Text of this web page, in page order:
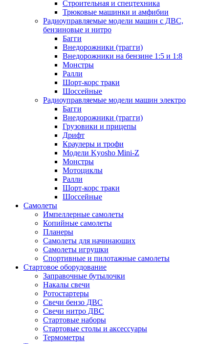
Строительная и спецтехника
Трюковые машинки и амфибии
Радиоуправляемые модели машин с ДВС,
бензиновые и нитро
Багги
Внедорожники (трагги)
Внедорожники на бензине 1:5 и 1:8
Монстры
Ралли
Шорт-корс траки
Шоссейные
Радиоуправляемые модели машин электро
Багги
Внедорожники (трагги)
Грузовики и прицепы
Дрифт
Краулеры и трофи
Модели Kyosho Mini-Z
Монстры
Мотоциклы
Ралли
Шорт-корс траки
Шоссейные
Самолеты
Импеллерные самолеты
Копийные самолеты
Планеры
Самолеты для начинающих
Самолеты игрушки
Спортивные и пилотажные самолеты
Стартовое оборудование
Заправочные бутылочки
Накалы свечи
Ротостартеры
Свечи бензо ДВС
Свечи нитро ДВС
Стартовые наборы
Стартовые столы и аксессуары
Термометры